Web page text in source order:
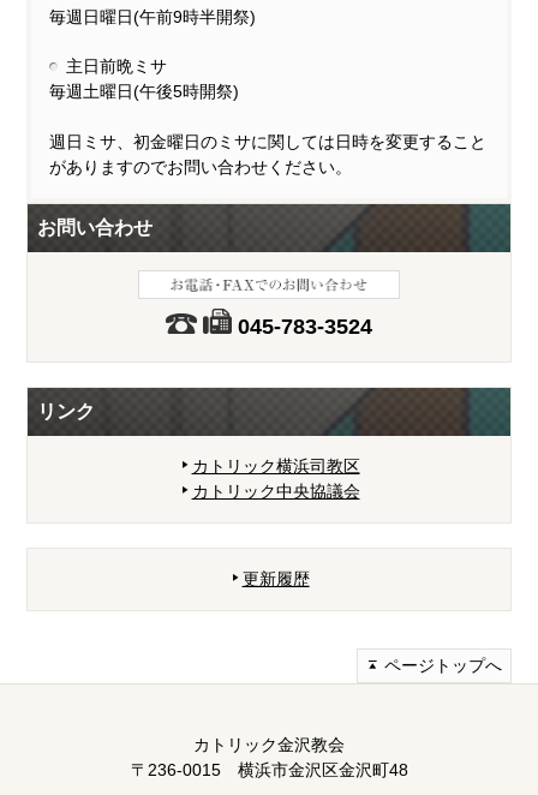
毎週日曜日(午前9時半開祭)
主日前晩ミサ
毎週土曜日(午後5時開祭)
週日ミサ、初金曜日のミサに関しては日時を変更すること
がありますのでお問い合わせください。
お問い合わせ
045-783-3524
リンク
カトリック横浜司教区
カトリック中央協議会
更新履歴
ページトップへ
カトリック金沢教会
〒236-0015 横浜市金沢区金沢町48